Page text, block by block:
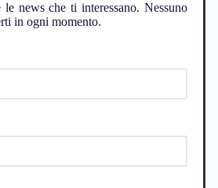
news che ti interessano. Nessuno
in ogni momento.